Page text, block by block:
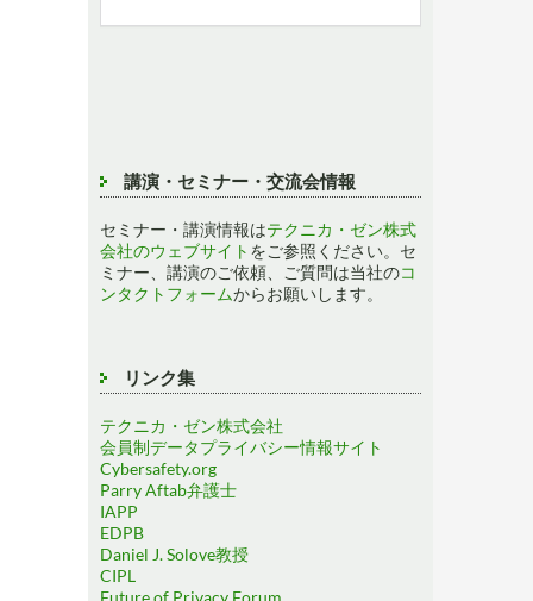
講演・セミナー・交流会情報
セミナー・講演情報はテクニカ・ゼン株式
会社のウェブサイト をご参照ください。セ
ミナー、講演のご依頼、ご質問は当社のコ
ンタクトフォームからお願いします。
リンク集
テクニカ・ゼン株式会社
会員制データプライバシー情報サイト
Cybersafety.org
Parry Aftab弁護士
IAPP
EDPB
Daniel J. Solove教授
CIPL
Future of Privacy Forum